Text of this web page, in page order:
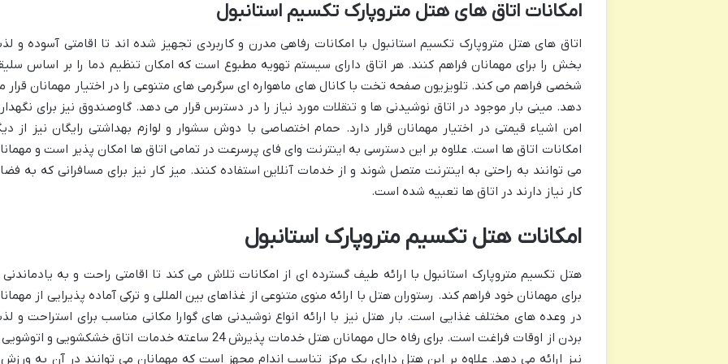
امکانات اتاق های هتل متروپارک تکسیم استانبول
اتاق های هتل متروپارک تکسیم استانبول با امکانات رفاهی مدرن و کاربردی تجهیز شده اند تا اقامتی آسوده و
بخش را برای مهمانان فراهم کنند. هر اتاق دارای سیستم تهویه مطبوع است که امکان تنظیم دما را بر اساس
شخصی فراهم می کند. تلویزیون صفحه تخت با کانال های ماهواره ای سرگرمی های متنوعی را در اختیار مهمانان قرار
دهد. مینی بار موجود در اتاق نوشیدنی ها و تنقلات مورد نیاز را در دسترس قرار می دهد. گاوصندوق نیز برای
امن اشیاء قیمتی در اختیار مهمانان قرار دارد. حمام اختصاصی با دوش سشوار و لوازم بهداشتی رایگان نیز از
امکانات اتاق ها است. علاوه بر این دسترسی به اینترنت وای فای پرسرعت در تمامی اتاق ها امکان پذیر است و
می توانند به راحتی به اینترنت متصل شوند و از خدمات آنلاین استفاده کنند. میز کار نیز برای مسافرانی که به
کار نیاز دارند در اتاق ها تعبیه شده است.
امکانات هتل تکسیم متروپارک استانبول
هتل تکسیم متروپارک استانبول با ارائه طیف گسترده ای از امکانات تلاش می کند تا اقامتی راحت و به یادماندنی
برای مهمانان خود فراهم کند. رستوران هتل با ارائه منوی متنوعی از غذاهای بین المللی و ترکی آماده پذیرایی از
در وعده های مختلف غذایی است. بار هتل نیز با ارائه انواع نوشیدنی های گوارا مکانی مناسب برای استراحت و
بردن از اوقات فراغت است. برای رفاه حال مهمانان هتل خدمات پذیرش 24 ساعته خدمات اتاق خشکشویی و
نیز ارائه می دهد. علاوه بر این هتل دارای یک مرکز تناسب اندام مجهز است که مهمانان می توانند در آن به